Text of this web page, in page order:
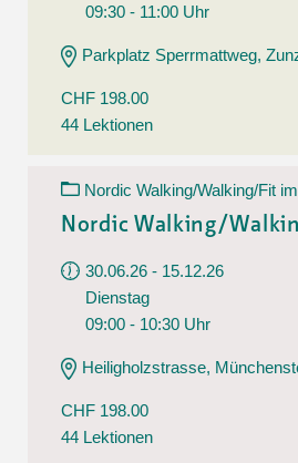
09:30 - 11:00 Uhr
Parkplatz Sperrmattweg,
CHF 198.00
44 Lektionen
Nordic Walking/Walking/Fit
Nordic Walking/
30.06.26 - 15.12.26
Dienstag
09:00 - 10:30 Uhr
Heiligholzstrasse,
CHF 198.00
44 Lektionen